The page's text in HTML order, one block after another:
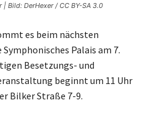
Bild: DerHexer / CC BY-SA 3.0
es beim nächsten
Palais am 7.
Besetzungs- und
beginnt um 11 Uhr
Bilker Straße 7-9.